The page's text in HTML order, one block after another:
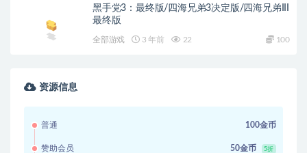
黑手党3：最终版/四海兄弟3决定版/四海兄弟III
最终版
全部游戏 3 年前 22 100
资源信息
普通 100金币
赞助会员 50金币 5折